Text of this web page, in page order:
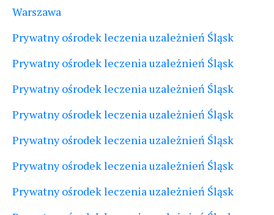
Warszawa
Prywatny ośrodek leczenia uzależnień Śląsk
Prywatny ośrodek leczenia uzależnień Śląsk
Prywatny ośrodek leczenia uzależnień Śląsk
Prywatny ośrodek leczenia uzależnień Śląsk
Prywatny ośrodek leczenia uzależnień Śląsk
Prywatny ośrodek leczenia uzależnień Śląsk
Prywatny ośrodek leczenia uzależnień Śląsk